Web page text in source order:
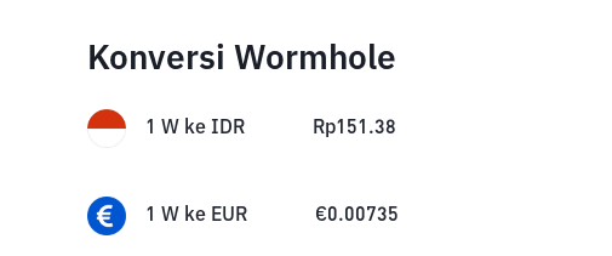
Konversi Wormhole
1 W ke IDR Rp151.38
1 W ke EUR €0.00735